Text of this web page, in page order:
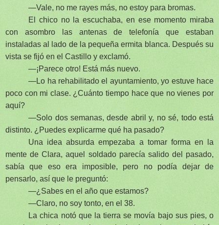
—Vale, no me rayes más, no estoy para bromas.
El chico no la escuchaba, en ese momento miraba
con asombro las antenas de telefonía que estaban
instaladas al lado de la pequeña ermita blanca. Después su
vista se fijó en el Castillo y exclamó.
—¡Parece otro! Está más nuevo.
—Lo ha rehabilitado el ayuntamiento, yo estuve hace
poco con mi clase. ¿Cuánto tiempo hace que no vienes por
aquí?
—Solo dos semanas, desde abril y, no sé, todo está
distinto. ¿Puedes explicarme qué ha pasado?
Una idea absurda empezaba a tomar forma en la
mente de Clara, aquel soldado parecía salido del pasado,
sabía que eso era imposible, pero no podía dejar de
pensarlo, así que le preguntó:
—¿Sabes en el año que estamos?
—Claro, no soy tonto, en el 38.
La chica notó que la tierra se movía bajo sus pies, o